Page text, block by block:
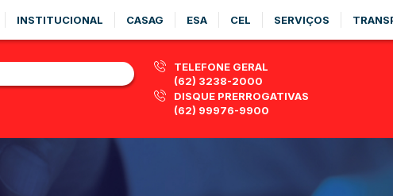
INSTITUCIONAL CASAG ESA CEL SERVIÇOS
TELEFONE GERAL
(62) 3238-2000
DISQUE PRERROGATIVAS
(62) 99976-9900